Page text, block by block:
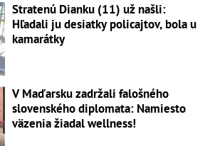
Stratenú Dianku (11) už našli:
Hľadali ju desiatky policajtov, bola u
kamarátky
V Maďarsku zadržali falošného
slovenského diplomata: Namiesto
väzenia žiadal wellness!